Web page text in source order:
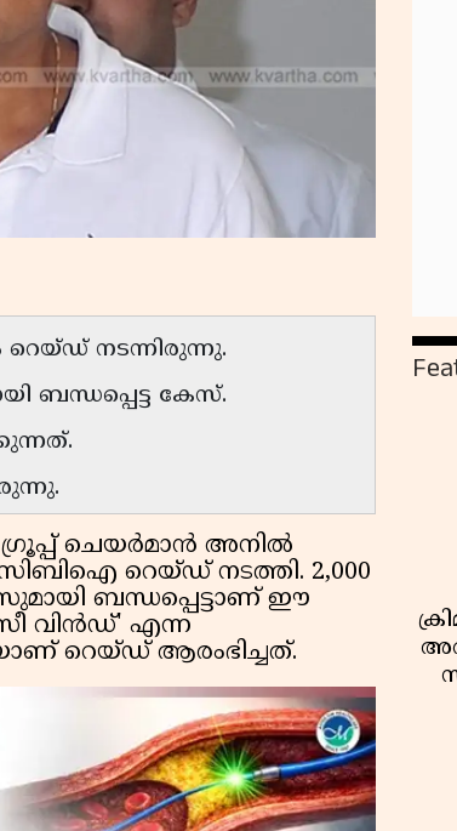
റെയ്ഡ് നടന്നിരുന്നു.
ബന്ധപ്പെട്ട കേസ്.
ചെയർമാൻ അനിൽ
റെയ്ഡ് നടത്തി. 2,000
ബന്ധപ്പെട്ടാണ് ഈ
വിൻഡ്' എന്ന
റെയ്ഡ് ആരംഭിച്ചത്.